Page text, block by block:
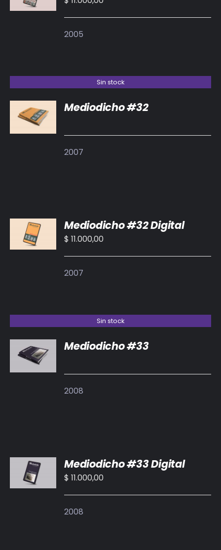
/
2005
Sin stock
DETALLES
Mediodicho #32
2007
AL
CARRITO
/
Mediodicho #32 Digital
$ 11.000,00
2007
Sin stock
DETALLES
Mediodicho #33
2008
AL
CARRITO
/
Mediodicho #33 Digital
$ 11.000,00
2008